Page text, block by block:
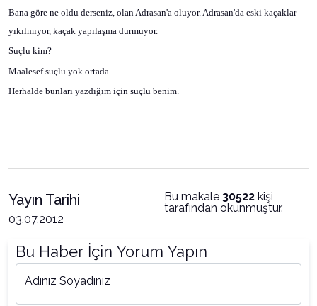
Bana göre ne oldu derseniz, olan Adrasan'a oluyor. Adrasan'da eski kaçaklar
yıkılmıyor, kaçak yapılaşma durmuyor.
Suçlu kim?
Maalesef suçlu yok ortada...
Herhalde bunları yazdığım için suçlu benim.
Yayın Tarihi
03.07.2012
Bu makale 30522 kişi
tarafından okunmuştur.
Bu Haber İçin Yorum Yapın
Adınız Soyadınız